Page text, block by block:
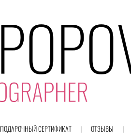
ПОДАРОЧНЫЙ СЕРТИФИКАТ ОТЗЫВЫ